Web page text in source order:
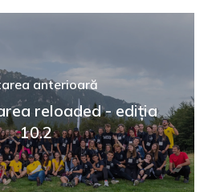
anterioară
reloaded - ediția
10.2